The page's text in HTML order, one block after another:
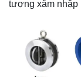
tượng xâm nhập